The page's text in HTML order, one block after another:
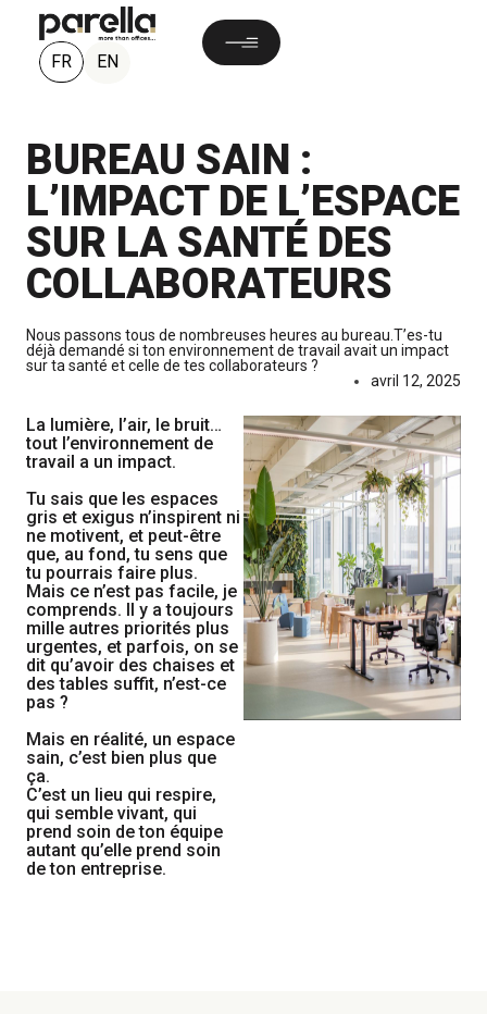
FR EN
BUREAU SAIN :
L’IMPACT DE L’ESPACE
SUR LA SANTÉ DES
COLLABORATEURS
Nous passons tous de nombreuses heures au bureau. T’es-tu
déjà demandé si ton environnement de travail avait un impact
sur ta santé et celle de tes collaborateurs ?
avril 12, 2025
La lumière, l’air, le bruit…
tout l’environnement de
travail a un impact.
Tu sais que les espaces
gris et exigus n’inspirent ni
ne motivent, et peut-être
que, au fond, tu sens que
tu pourrais faire plus.
Mais ce n’est pas facile, je
comprends. Il y a toujours
mille autres priorités plus
urgentes, et parfois, on se
dit qu’avoir des chaises et
des tables suffit, n’est-ce
pas ?
Mais en réalité, un espace
sain, c’est bien plus que
ça.
C’est un lieu qui respire,
qui semble vivant, qui
prend soin de ton équipe
autant qu’elle prend soin
de ton entreprise.